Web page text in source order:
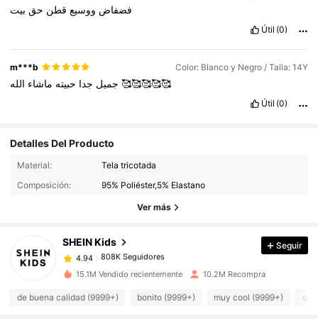
فضفاض ووسيع قطن حق بيت
Útil (0)
m***b Color: Blanco y Negro / Talla: 14Y
جميل جدا حبيته ماشاء الله🥰🥰🥰🥰🥰
Útil (0)
Detalles Del Producto
Material:
Tela tricotada
Composición:
95% Poliéster,5% Elastano
Ver más
SHEIN Kids
808K Seguidores
808K Seguidores
808K Seguidores
a***4 seguidoHace 1 horas
4.94
808K Seguidores
4.94 808K Seguidores
Seguir
15.1M Vendido recientemente 10.2M Recompra
de buena calidad (9999+) bonito (9999+) muy cool (9999+)